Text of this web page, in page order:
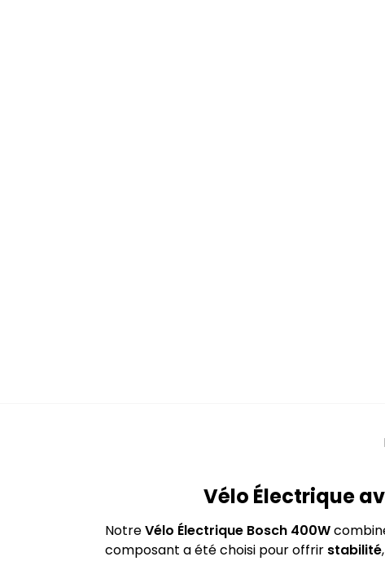
Vélo Électrique
NotreVélo Électrique Bosch 400W
composant a été choisi pour offrir stabilité,